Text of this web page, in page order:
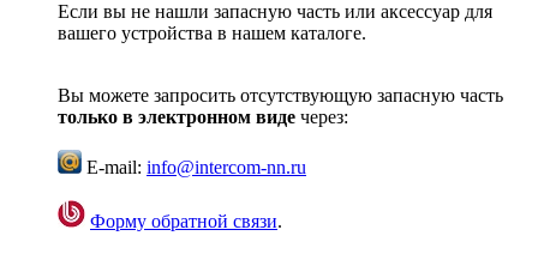
Если вы не нашли запасную часть или аксессуар для
вашего устройства в нашем каталоге.
Вы можете запросить отсутствующую запасную часть
только в электронном виде через:
E-mail: info@intercom-nn.ru
Форму обратной связи.